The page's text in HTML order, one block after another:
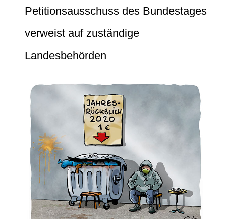
Petitionsausschuss des Bundestages
verweist auf zuständige
Landesbehörden